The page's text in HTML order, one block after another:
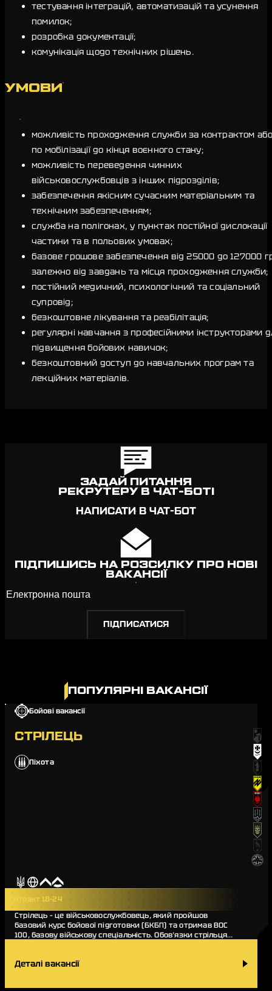
тестування інтеграцій, автоматизацій та усунення
помилок;
розробка документації;
комунікація щодо технічних рішень.
УМОВИ
можливість проходження служби за контрактом
по мобілізації до кінця воєнного стану;
можливість переведення чинних
військовослужбовців з інших підрозділів;
забезпечення якісним сучасним матеріальним та
технічним забезпеченням;
служба на полігонах, у пунктах постійної дислокації
частини та в польових умовах;
базове грошове забезпечення від 25000 до 127000
залежно від завдань та місця проходження служби;
постійний медичний, психологічний та соціальний
супровід;
безкоштовне лікування та реабілітація;
регулярні навчання з професійними інструкторами
підвищення бойових навичок;
безкоштовний доступ до навчальних програм та
лекційних матеріалів.
ЗАДАЙ ПИТАННЯ
РЕКРУТЕРУ В ЧАТ-БОТІ
НАПИСАТИ В ЧАТ-БОТ
ПІДПИШИСЬ НА РОЗСИЛКУ ПРО НОВІ
ВАКАНСІЇ
ПОПУЛЯРНІ ВАКАНСІЇ
Бойові вакансії
СТРІЛЕЦЬ
Піхота
Контракт 18-24
Стрілець – це військовослужбовець, який пройшов
базовий курс бойової підготовки (БКБП) та отримав ВОС
100, базову військову спеціальність. Обов’язки стрільця
Деталі вакансії